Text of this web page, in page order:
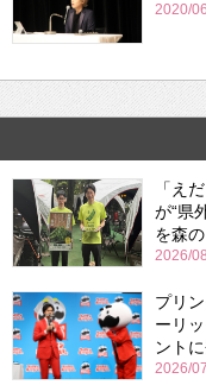
2020/
「え
が“県
を森
2026/
プリ
ーリ
ント
2026/